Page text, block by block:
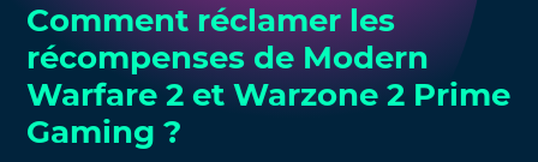
Comment réclamer les
récompenses de Modern
Warfare 2 et Warzone 2 Prime
Gaming ?